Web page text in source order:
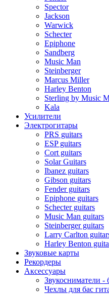
Spector
Jackson
Warwick
Schecter
Epiphone
Sandberg
Music Man
Steinberger
Marcus Miller
Harley Benton
Sterling by Music
Kala
Усилители
Электрогитары
PRS guitars
ESP guitars
Cort guitars
Solar Guitars
Ibanez guitars
Gibson guitars
Fender guitars
Epiphone guitars
Schecter guitars
Music Man guitars
Steinberger guitars
Larry Carlton
Harley Benton
Звуковые карты
Рекордеры
Аксессуары
Звукосниматели -
Чехлы для бас